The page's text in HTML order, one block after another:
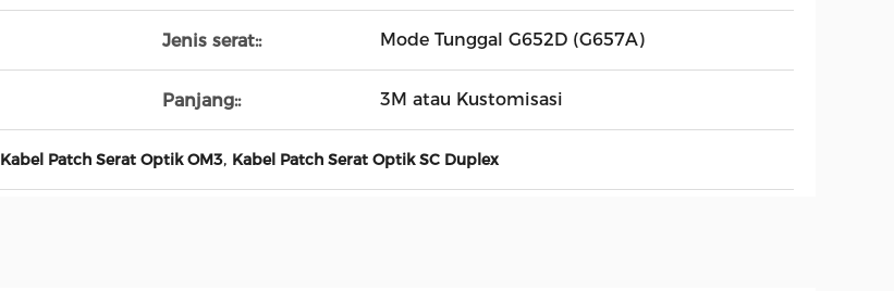
Jenis serat:: Mode Tunggal G652D (G657A)
Panjang:: 3M atau Kustomisasi
Kabel Patch Serat Optik OM3, Kabel Patch Serat Optik SC Duplex